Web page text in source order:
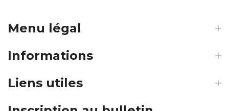
Menu légal
Informations
Liens utiles